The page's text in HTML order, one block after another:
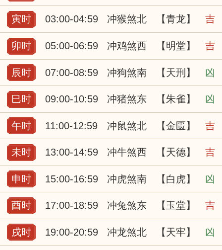
寅时 03:00-04:59 冲猴煞北 【青龙】 吉
卯时 05:00-06:59 冲鸡煞西 【明堂】 吉
辰时 07:00-08:59 冲狗煞南 【天刑】 凶
巳时 09:00-10:59 冲猪煞东 【朱雀】 凶
午时 11:00-12:59 冲鼠煞北 【金匮】 吉
未时 13:00-14:59 冲牛煞西 【天德】 吉
申时 15:00-16:59 冲虎煞南 【白虎】 凶
酉时 17:00-18:59 冲兔煞东 【玉堂】 吉
戌时 19:00-20:59 冲龙煞北 【天牢】 凶